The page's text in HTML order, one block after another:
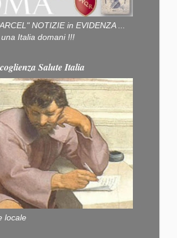
NOTIZIE in EVIDENZA ...
Italia domani !!!
Salute Italia
locale